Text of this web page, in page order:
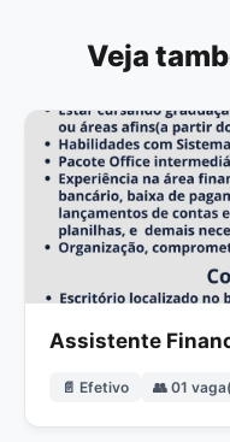
Veja
Assistente
📄 Efetivo 👥 01